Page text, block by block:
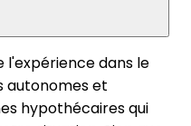
l'expérience dans le
autonomes et
hypothécaires qui